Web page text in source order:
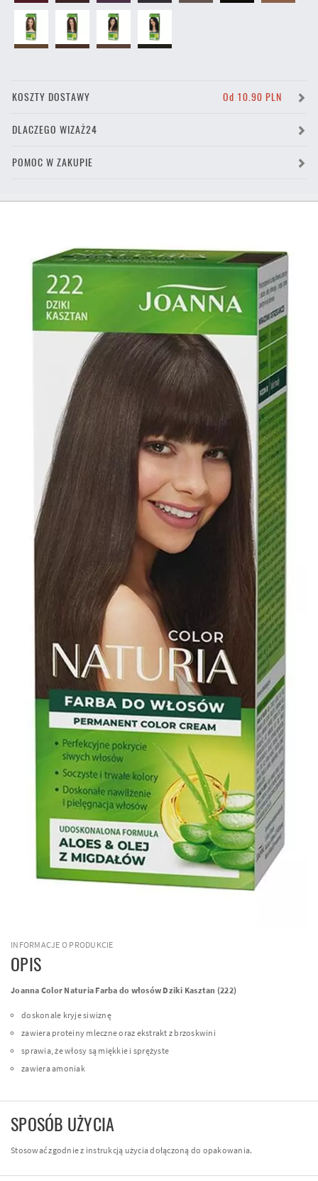
KOSZTY DOSTAWY Od 10.90 PLN
DLACZEGO WIZAŻ24
POMOC W ZAKUPIE
INFORMACJE O PRODUKCIE
OPIS
Joanna Color Naturia Farba do włosów Dziki Kasztan (222)
doskonale kryje siwiznę
zawiera proteiny mleczne oraz ekstrakt z brzoskwini
sprawia, że włosy są miękkie i sprężyste
zawiera amoniak
SPOSÓB UŻYCIA
Stosować zgodnie z instrukcją użycia dołączoną do opakowania.